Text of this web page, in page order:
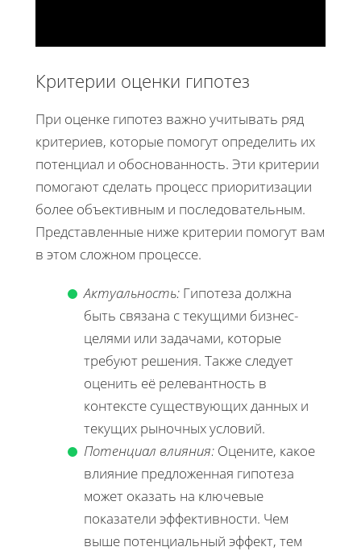
Критерии оценки гипотез
При оценке гипотез важно учитывать ряд
критериев, которые помогут определить их
потенциал и обоснованность. Эти критерии
помогают сделать процесс приоритизации
более объективным и последовательным.
Представленные ниже критерии помогут вам
в этом сложном процессе.
Актуальность: Гипотеза должна
быть связана с текущими бизнес-
целями или задачами, которые
требуют решения. Также следует
оценить её релевантность в
контексте существующих данных и
текущих рыночных условий.
Потенциал влияния: Оцените, какое
влияние предложенная гипотеза
может оказать на ключевые
показатели эффективности. Чем
выше потенциальный эффект, тем